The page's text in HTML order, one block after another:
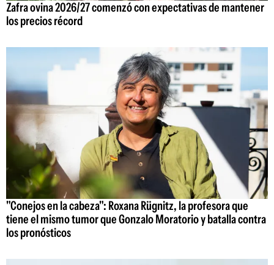
Zafra ovina 2026/27 comenzó con expectativas de mantener
los precios récord
"Conejos en la cabeza": Roxana Rügnitz, la profesora que
tiene el mismo tumor que Gonzalo Moratorio y batalla contra
los pronósticos